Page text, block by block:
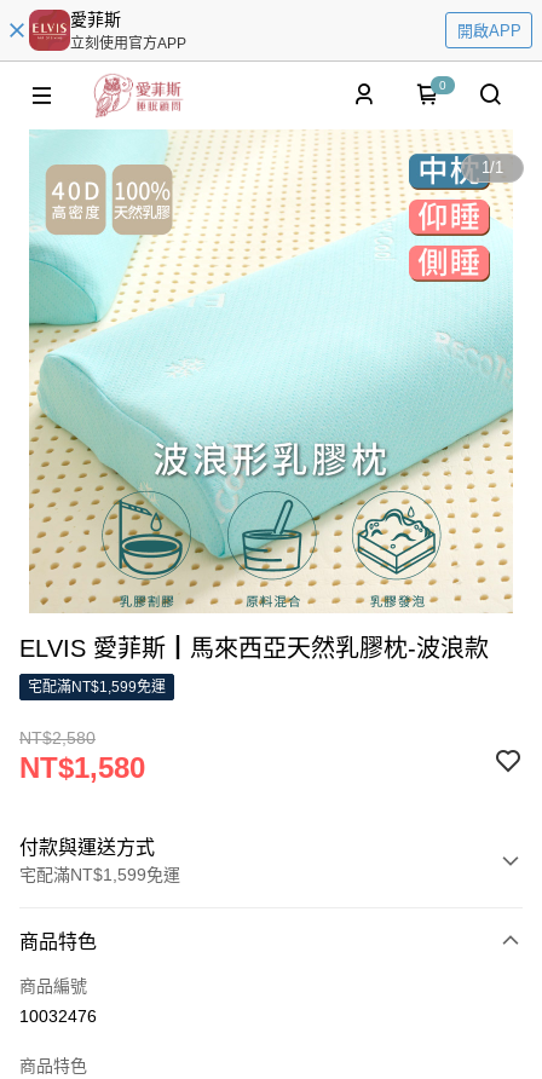
愛菲斯
立刻使用官方APP
開啟APP
0
1/1
ELVIS 愛菲斯┃馬來西亞天然乳膠枕-波浪款
宅配滿NT$1,599免運
NT$2,580
NT$1,580
付款與運送方式
宅配滿NT$1,599免運
信用卡一次付款
LINE Pay
商品特色
商品編號
10032476
商品特色